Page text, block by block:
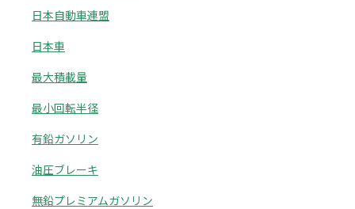
日本自動車連盟
日本車
最大積載量
最小回転半径
有鉛ガソリン
油圧ブレーキ
無鉛プレミアムガソリン